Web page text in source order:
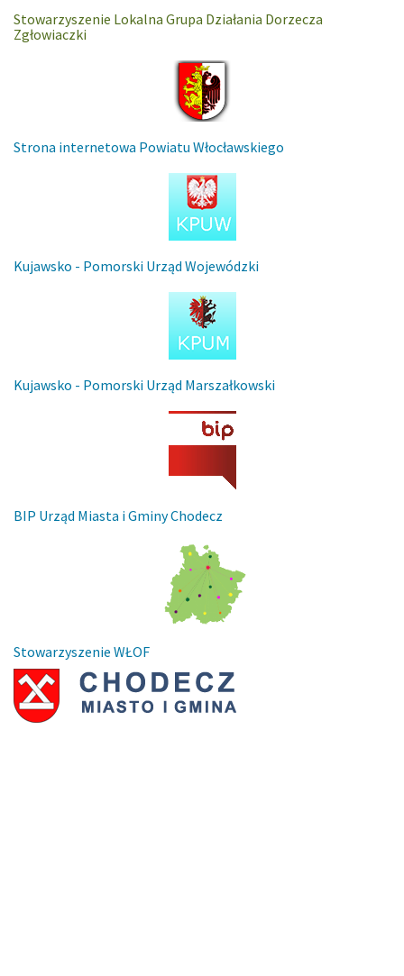
Stowarzyszenie Lokalna Grupa Działania Dorzecza
Zgłowiaczki
Strona internetowa Powiatu Włocławskiego
Kujawsko - Pomorski Urząd Wojewódzki
Kujawsko - Pomorski Urząd Marszałkowski
BIP Urząd Miasta i Gminy Chodecz
Stowarzyszenie WŁOF